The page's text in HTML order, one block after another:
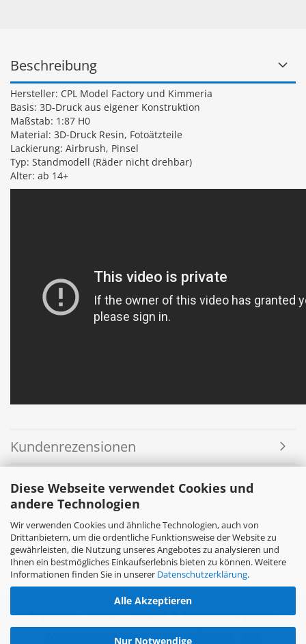
Diese Webseite verwendet Cookies und
andere Technologien
Wir verwenden Cookies und ähnliche Technologien, auch von
Drittanbietern, um die ordentliche Funktionsweise der Website zu
gewährleisten, die Nutzung unseres Angebotes zu analysieren und
Ihnen ein bestmögliches Einkaufserlebnis bieten zu können. Weitere
Informationen finden Sie in unserer Datenschutzerklärung.
Alle Akzeptieren
Nur Notwendige
Beschreibung
Hersteller: CPL Model Factory und Kimmeria
Basis: 3D-Druck aus eigener Konstruktion
Maßstab: 1:87 H0
Material: 3D-Druck Resin, Fotoätzteile
Lackierung: Airbrush, Pinsel
Typ: Standmodell (Räder nicht drehbar)
Alter: ab 14+
Kundenrezensionen
Impressum Kontakt
Versand- & Zahlungsbedingungen
Widerrufsrecht & Muster-Widerrufsformular